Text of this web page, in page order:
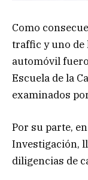
Como
traffic y uno de
automóvil
Escuela de la
examinados
Por su parte,
Investigación,
diligencias de